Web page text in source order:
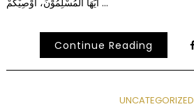
أَيُّهَا الْمُسْلِمُوْنَ، أُوْصِيْكُمْ …
Continue Reading
UNCATEGORIZED